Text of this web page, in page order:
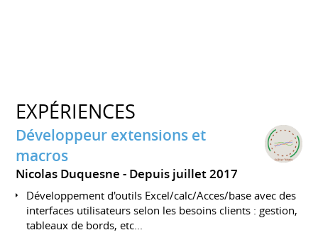
EXPÉRIENCES
Développeur extensions et
macros
Nicolas Duquesne Depuis juillet 2017
Développement d'outils Excel/calc/Acces/base avec des
interfaces utilisateurs selon les besoins clients : gestion,
tableaux de bords, etc...